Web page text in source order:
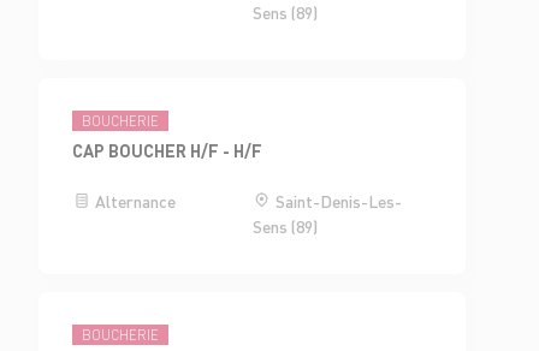
Sens (89)
BOUCHERIE
CAP BOUCHER H/F - H/F
Alternance
Saint-Denis-Les-
Sens (89)
BOUCHERIE